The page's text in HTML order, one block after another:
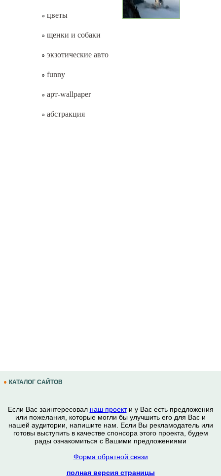
цветы
щенки и собаки
экзотические авто
funny
арт-wallpaper
абстракция
КАТАЛОГ САЙТОВ
Если Вас заинтересовал наш проекти у Вас есть предложения
или пожелания, которые могли бы улучшить его для Вас и
нашей аудитории, напишите нам. Если Вы рекламодатель или
готовы выступить в качестве спонсора этого проекта, будем
рады ознакомиться с Вашими предложениями
Форма обратной связи
полная версия страницы